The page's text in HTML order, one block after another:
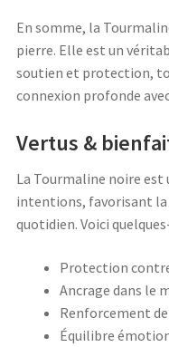
En somme, la
pierre. Elle est un
soutien et protection,
connexion profonde
Vertus &
La Tourmaline noire est
intentions, favorisant
quotidien. Voici
Protection
Ancrage dans le
Renforcement
Équilibre